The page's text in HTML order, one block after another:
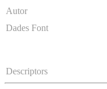
Autor
Dades Font
Descriptors